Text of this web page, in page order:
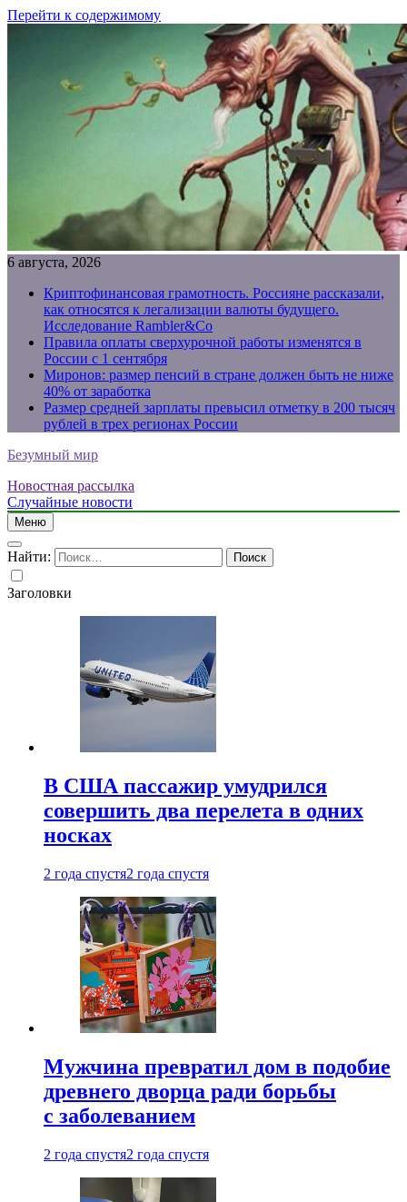
Перейти к содержимому
6 августа, 2026
Криптофинансовая грамотность. Россияне рассказали,
как относятся к легализации валюты будущего.
Исследование Rambler&Co
Правила оплаты сверхурочной работы изменятся в
России с 1 сентября
Миронов: размер пенсий в стране должен быть не ниже
40% от заработка
Размер средней зарплаты превысил отметку в 200 тысяч
рублей в трех регионах России
Безумный мир
Новостная рассылка
Случайные новости
Меню
Найти:
Заголовки
В США пассажир умудрился
совершить два перелета в одних
носках
2 года спустя2 года спустя
Мужчина превратил дом в подобие
древнего дворца ради борьбы
с заболеванием
2 года спустя2 года спустя